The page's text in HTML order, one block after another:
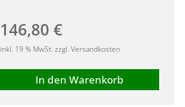
146,80 €
inkl. 19 % MwSt. zzgl. Versandkosten
In den Warenkorb